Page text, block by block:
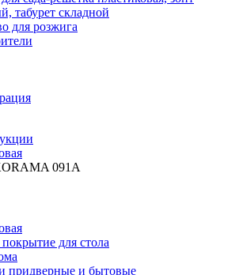
табурет складной
для розжига
091A
для стола
придверные и бытовые